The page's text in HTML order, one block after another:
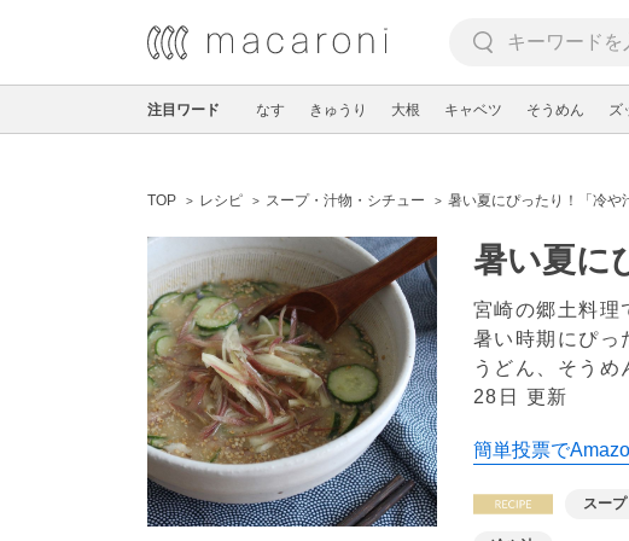
注目ワード なす きゅうり 大根 キャベツ そうめん ズ
TOP レシピ スープ・汁物・シチュー 暑い夏にぴったり！「冷や
暑い夏に
宮崎の郷土料理
暑い時期にぴっ
うどん、そう
28日 更新
簡単投票で
スー